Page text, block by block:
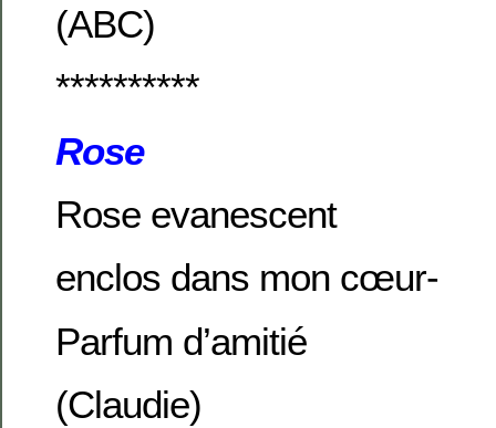
(ABC)
**********
Rose
Rose evanescent
enclos dans mon cœur-
Parfum d’amitié
(Claudie)